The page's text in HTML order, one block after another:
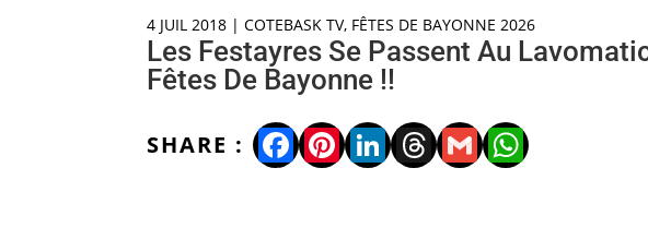
4 JUIL 2018 |COTEBASK TV, FÊTES DE BAYONNE 2026
Les Festayres Se Passent Au
Fêtes De Bayonne !!
Facebook
Pinterest
LinkedIn
Threads
GmailWhatsApp